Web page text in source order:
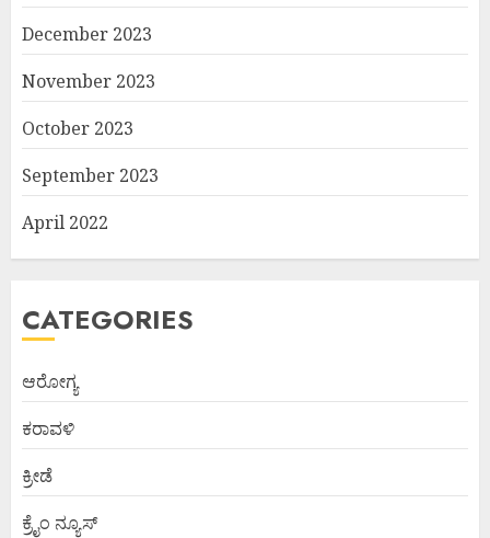
December 2023
November 2023
October 2023
September 2023
April 2022
CATEGORIES
ಆರೋಗ್ಯ
ಕರಾವಳಿ
ಕ್ರೀಡೆ
ಕ್ರೈಂ ನ್ಯೂಸ್